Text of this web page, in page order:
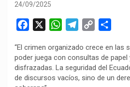
24/09/2025
c
e
b
W
a
t
s
l
e
g
p
y
L
m
p
a
“El crimen organizado crece en las
poder juega con consultas de
disfrazadas. La seguridad del
de discursos vacíos, sino de un